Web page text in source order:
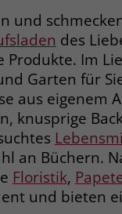
und
des
Produkte. Im
Garten für
aus eigenem
knusprige
an Büchern.
Floristik,
und bieten